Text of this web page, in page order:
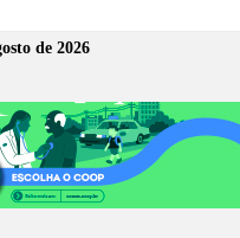
de 2026